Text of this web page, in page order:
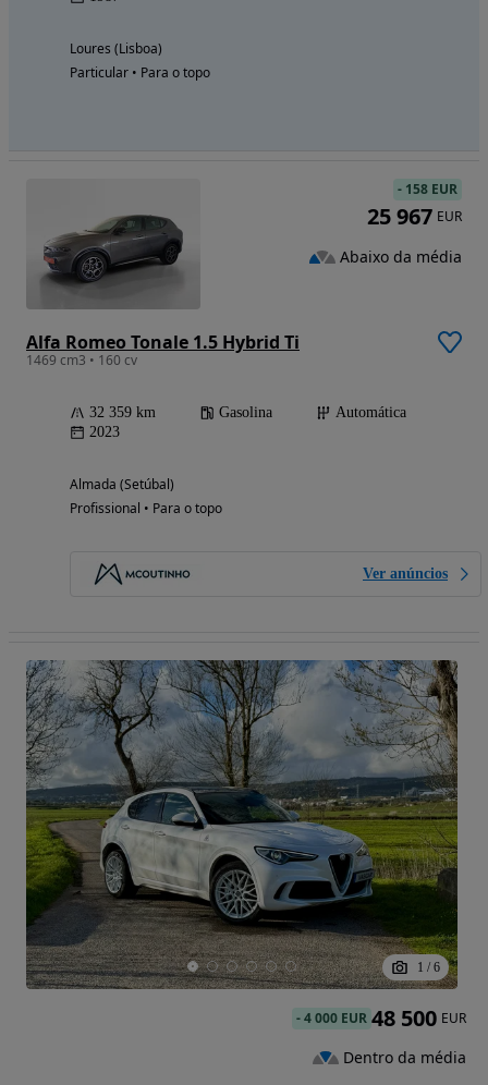
Loures (Lisboa)
Particular • Para o topo
Alfa Romeo Tonale 1.5 Hybrid Ti
1469 cm3 • 160 cv
32 359 km Gasolina
Automática
2023
Almada (Setúbal)
Profissional • Para o topo
Ver anúncios
- 158 EUR
25 967 EUR
Abaixo da média
1 / 6
-4 000 EUR 48 500 EUR
Dentro da média